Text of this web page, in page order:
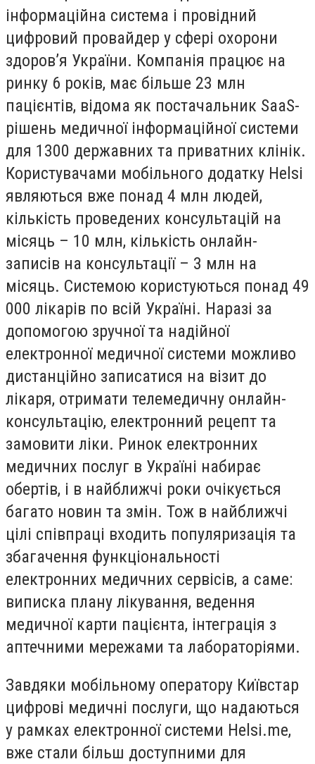
інформаційна система і провідний
цифровий провайдер у сфері охорони
здоров’я України. Компанія працює на
ринку 6 років, має більше 23 млн
пацієнтів, відома як постачальник SaaS-
рішень медичної інформаційної системи
для 1300 державних та приватних клінік.
Користувачами мобільного додатку Helsi
являються вже понад 4 млн людей,
кількість проведених консультацій на
місяць – 10 млн, кількість онлайн-
записів на консультації – 3 млн на
місяць. Системою користуються понад 49
000 лікарів по всій Україні. Наразі за
допомогою зручної та надійної
електронної медичної системи можливо
дистанційно записатися на візит до
лікаря, отримати телемедичну онлайн-
консультацію, електронний рецепт та
замовити ліки. Ринок електронних
медичних послуг в Україні набирає
обертів, і в найближчі роки очікується
багато новин та змін. Тож в найближчі
цілі співпраці входить популяризація та
збагачення функціональності
електронних медичних сервісів, а саме:
виписка плану лікування, ведення
медичної карти пацієнта, інтеграція з
аптечними мережами та лабораторіями.
Завдяки мобільному оператору Київстар
цифрові медичні послуги, що надаються
у рамках електронної системи Helsi.me,
вже стали більш доступними для